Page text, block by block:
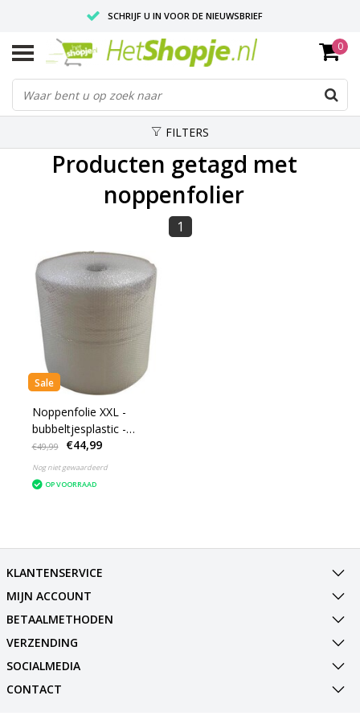
SCHRIJF U IN VOOR DE NIEUWSBRIEF
VOOR 18:00 BESTELD, IS ZELFDE DAG VERZONDEN
UITSTEKENDE PASVORM
0
FILTERS
Producten getagd met
noppenfolier
1
Sale
Noppenfolie XXL -
bubbeltjesplastic -
Bubble Wrap - Extra
sterk - inpakfolie - 75 cm
x 100m
€49,99 €44,99
Nog niet gewaardeerd
OP VOORRAAD
KLANTENSERVICE
MIJN ACCOUNT
BETAALMETHODEN
VERZENDING
SOCIALMEDIA
CONTACT